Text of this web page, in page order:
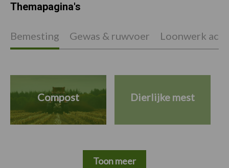
Themapagina's
Bemesting Gewas & ruwvoer Loonwerk
Compost Dierlijke mest
Toon meer